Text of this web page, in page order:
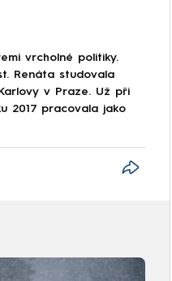
vrcholné politiky.
Renáta studovala
v Praze. Už při
2017 pracovala jako